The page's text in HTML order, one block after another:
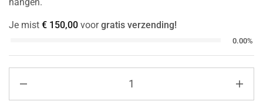
Je mist € 150,00 voorgratis verzending!
0.00%